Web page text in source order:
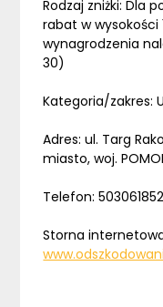
Rodzaj zniżki: Dla
rabat w wysokości
wynagrodzenia
30)
Kategoria/zakres:
Adres: ul. Targ
miasto, woj.
Telefon: 503061852
Storna